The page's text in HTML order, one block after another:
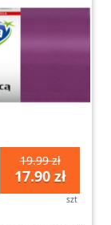
19.99 zł
17.90 zł
szt